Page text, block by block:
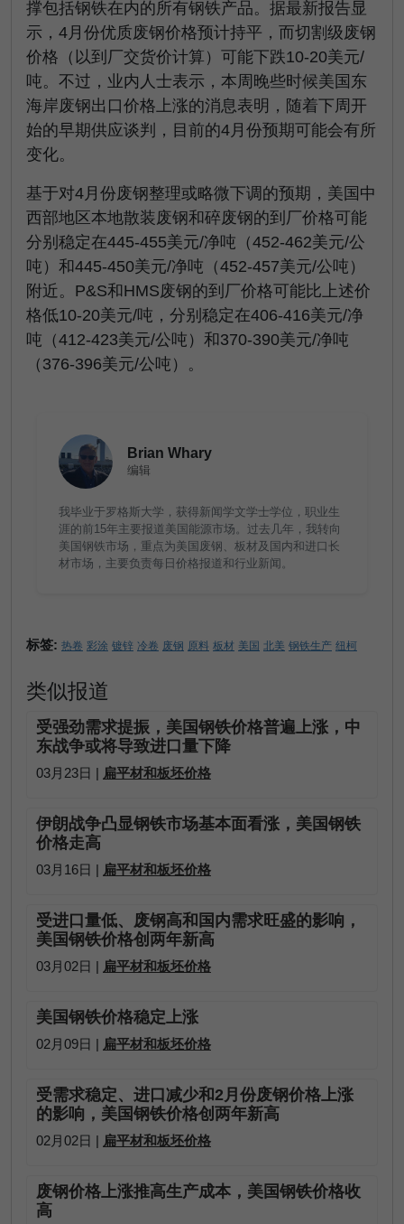
撑包括钢铁在内的所有钢铁产品。据最新报告显
示，4月份优质废钢价格预计持平，而切割级废钢
价格（以到厂交货价计算）可能下跌10-20美元/
吨。不过，业内人士表示，本周晚些时候美国东
海岸废钢出口价格上涨的消息表明，随着下周开
始的早期供应谈判，目前的4月份预期可能会有所
变化。
基于对4月份废钢整理或略微下调的预期，美国中
西部地区本地散装废钢和碎废钢的到厂价格可能
分别稳定在445-455美元/净吨（452-462美元/公
吨）和445-450美元/净吨（452-457美元/公吨）
附近。P&S和HMS废钢的到厂价格可能比上述价
格低10-20美元/吨，分别稳定在406-416美元/净
吨（412-423美元/公吨）和370-390美元/净吨
（376-396美元/公吨）。
Brian Whary
编辑
我毕业于罗格斯大学，获得新闻学文学士学位，职业生
涯的前15年主要报道美国能源市场。过去几年，我转向
美国钢铁市场，重点为美国废钢、板材及国内和进口长
材市场，主要负责每日价格报道和行业新闻。
标签: 热卷 彩涂 镀锌 冷卷 废钢 原料 板材 美国 北美 钢铁生产 纽柯
类似报道
受强劲需求提振，美国钢铁价格普遍上涨，中
东战争或将导致进口量下降
03月23日 | 扁平材和板坯价格
伊朗战争凸显钢铁市场基本面看涨，美国钢铁
价格走高
03月16日 | 扁平材和板坯价格
受进口量低、废钢高和国内需求旺盛的影响，
美国钢铁价格创两年新高
03月02日 | 扁平材和板坯价格
美国钢铁价格稳定上涨
02月09日 | 扁平材和板坯价格
受需求稳定、进口减少和2月份废钢价格上涨
的影响，美国钢铁价格创两年新高
02月02日 | 扁平材和板坯价格
废钢价格上涨推高生产成本，美国钢铁价格收
高